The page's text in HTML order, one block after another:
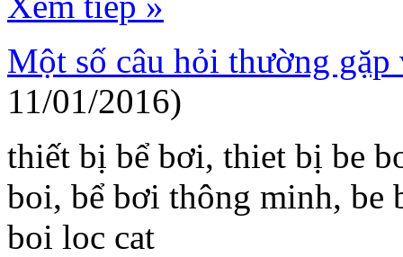
Một số câu hỏi thường gặp
11/01/2016)
thiết bị bể bơi, thiet bị be
boi, bể bơi thông minh, be
boi loc cat